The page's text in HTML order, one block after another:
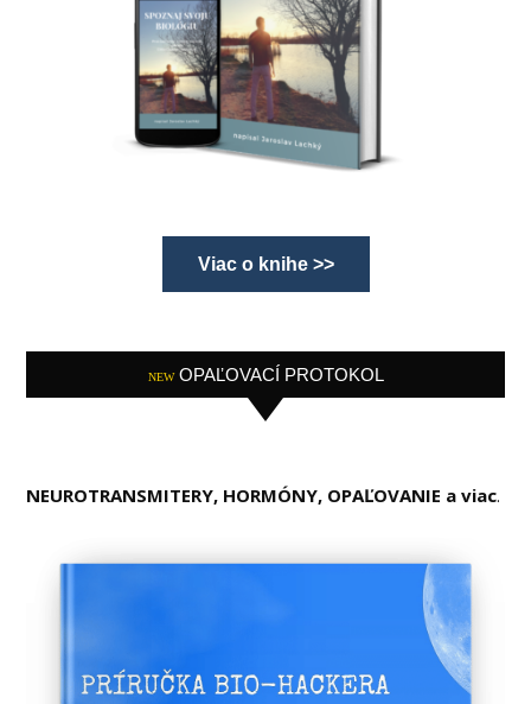
Viac o knihe >>
NEW OPAĽOVACÍ PROTOKOL
NEUROTRANSMITERY, HORMÓNY, OPAĽOVANIE a viac.